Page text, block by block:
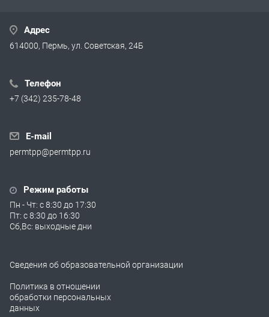
Адрес
614000, Пермь, ул. Советская, 24Б
Телефон
+7 (342) 235-78-48
E-mail
permtpp@permtpp.ru
Режим работы
Пн - Чт: с 8:30 до 17:30
Пт: с 8:30 до 16:30
Сб,Вс: выходные дни
Сведения об образовательной организации
Политика в отношении
обработки персональных
данных